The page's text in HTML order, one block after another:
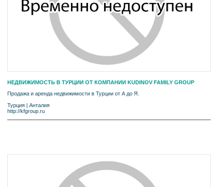
НЕДВИЖИМОСТЬ В ТУРЦИИ ОТ КОМПАНИИ KUDINOV FAMILY GROUP
Продажа и аренда недвижимости в Турции от А до Я.
Турция
Анталия
http://kfgroup.ru